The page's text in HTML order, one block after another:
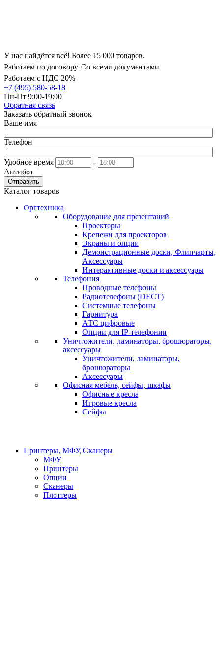
У нас найдётся всё! Более 15 000 товаров.
Работаем по договору. Со всеми документами.
Работаем с НДС 20%
+7 (495) 580-58-18
Пн-Пт 9:00-19:00
Обратная связь
Заказать обратный звонок
Ваше имя
Телефон
Удобное время
-
Антибот
Отправить
Каталог товаров
Оргтехника
Оборудование для презентаций
Проекторы
Крепежи для проекторов
Экраны и опции
Демонстрационные доски, Флипчарты,
Аксессуары
Интерактивные доски и аксессуары
Телефония
Проводные телефоны
Радиотелефоны (DECT)
Системные телефоны
Гарнитура
АТС цифровые
Опции для IP-телефонии
Уничтожители, ламинаторы, брошюраторы,
аксессуары
Уничтожители, ламинаторы,
брошюраторы
Аксессуары
Офисная мебель, сейфы, шкафы
Офисные кресла
Игровые кресла
Сейфы
Принтеры, МФУ, Сканеры
МФУ
Принтеры
Опции
Сканеры
Плоттеры